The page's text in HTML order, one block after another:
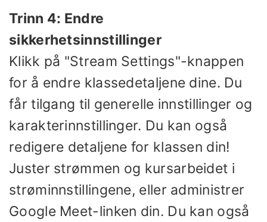
Trinn 4: Endre
sikkerhetsinnstillinger
Klikk på "Stream Settings"-knappen
for å endre klassedetaljene dine. Du
får tilgang til generelle innstillinger og
karakterinnstillinger. Du kan også
redigere detaljene for klassen din!
Juster strømmen og kursarbeidet i
strøminnstillingene, eller administrer
Google Meet-linken din. Du kan også